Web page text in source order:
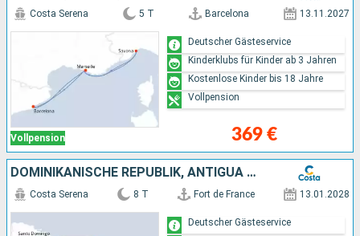
Vollpension
Costa Serena 5 T Barcelona 13.11.2027
369 €
Deutscher Gästeservice
Kinderklubs für Kinder ab 3 Jahren
Kostenlose Kinder bis 18 Jahre
Vollpension
DOMINIKANISCHE REPUBLIK, ANTIGUA UND BARBUDA
Costa Serena 8 T Fort de France 13.01.2028
Deutscher Gästeservice